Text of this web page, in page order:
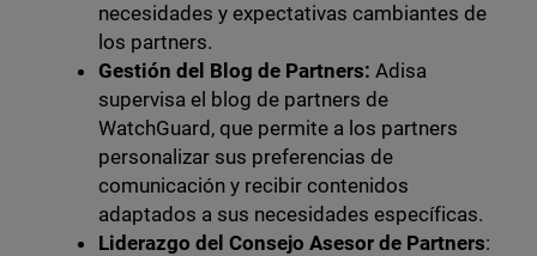
necesidades y expectativas cambiantes de
los partners.
Gestión del Blog de Partners: Adisa
supervisa el blog de partners de
WatchGuard, que permite a los partners
personalizar sus preferencias de
comunicación y recibir contenidos
adaptados a sus necesidades específicas.
Liderazgo del Consejo Asesor de Partners: